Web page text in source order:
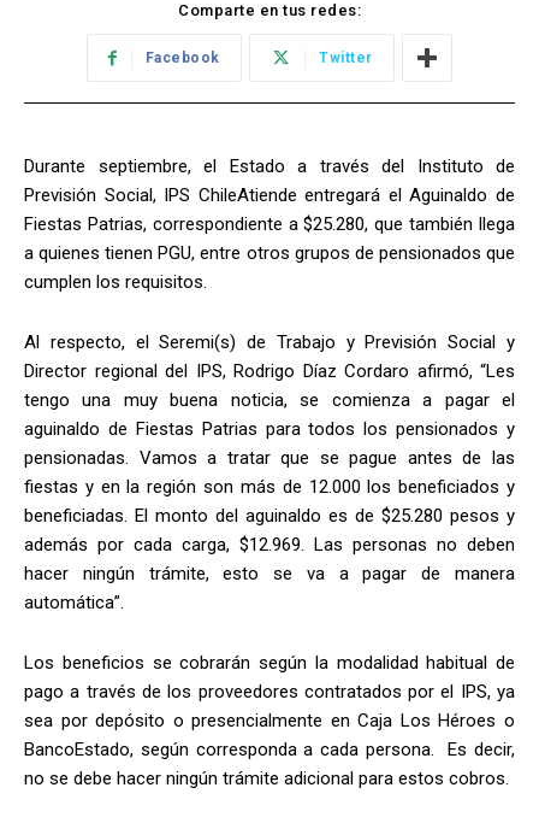
Comparte en tus redes:
Facebook Twitter
Durante septiembre, el Estado a través del Instituto de
Previsión Social, IPS ChileAtiende entregará el Aguinaldo de
Fiestas Patrias, correspondiente a $25.280, que también llega
a quienes tienen PGU, entre otros grupos de pensionados que
cumplen los requisitos.
Al respecto, el Seremi(s) de Trabajo y Previsión Social y
Director regional del IPS, Rodrigo Díaz Cordaro afirmó, “Les
tengo una muy buena noticia, se comienza a pagar el
aguinaldo de Fiestas Patrias para todos los pensionados y
pensionadas. Vamos a tratar que se pague antes de las
fiestas y en la región son más de 12.000 los beneficiados y
beneficiadas. El monto del aguinaldo es de $25.280 pesos y
además por cada carga, $12.969. Las personas no deben
hacer ningún trámite, esto se va a pagar de manera
automática”.
Los beneficios se cobrarán según la modalidad habitual de
pago a través de los proveedores contratados por el IPS, ya
sea por depósito o presencialmente en Caja Los Héroes o
BancoEstado, según corresponda a cada persona. Es decir,
no se debe hacer ningún trámite adicional para estos cobros.